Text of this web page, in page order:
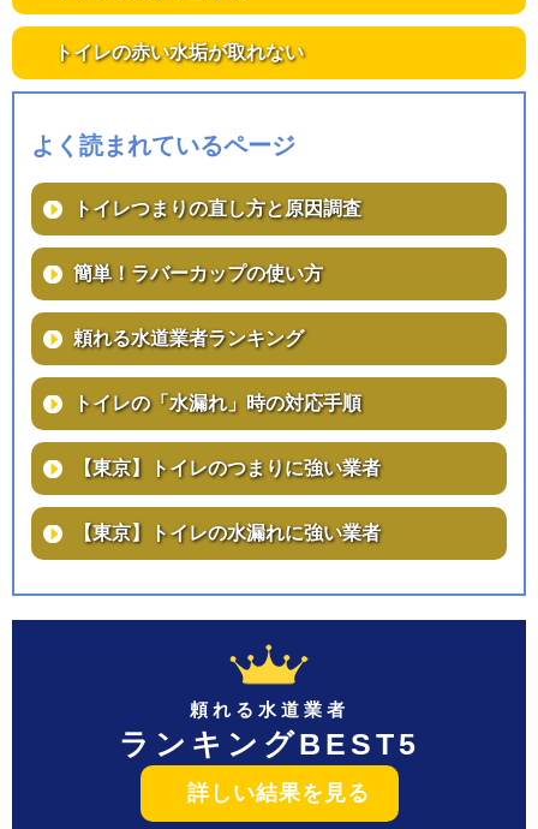
トイレの赤い水垢が取れない
よく読まれているページ
トイレつまりの直し方と原因調査
簡単！ラバーカップの使い方
頼れる水道業者ランキング
トイレの「水漏れ」時の対応手順
【東京】トイレのつまりに強い業者
【東京】トイレの水漏れに強い業者
頼れる水道業者
ランキングBEST5
詳しい結果を見る